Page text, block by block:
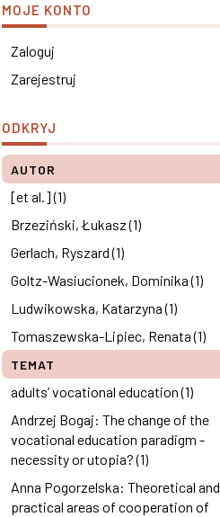
MOJE KONTO
Zaloguj
Zarejestruj
ODKRYJ
AUTOR
[et al.] (1)
Brzeziński, Łukasz (1)
Gerlach, Ryszard (1)
Goltz-Wasiucionek, Dominika (1)
Ludwikowska, Katarzyna (1)
Tomaszewska-Lipiec, Renata (1)
TEMAT
adults’ vocational education (1)
Andrzej Bogaj: The change of the
vocational education paradigm -
necessity or utopia? (1)
Anna Pogorzelska: Theoretical and
practical areas of cooperation of